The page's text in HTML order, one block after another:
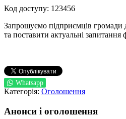
Код доступу: 123456
Запрошуємо підприємців громади
та поставити актуальні запитання
Whatsapp
Категорія: Оголошення
Анонси і оголошення